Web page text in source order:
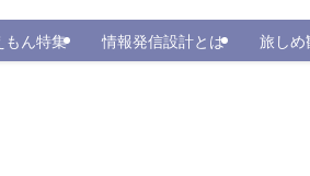
もん特集 情報発信設計とは 旅しめ